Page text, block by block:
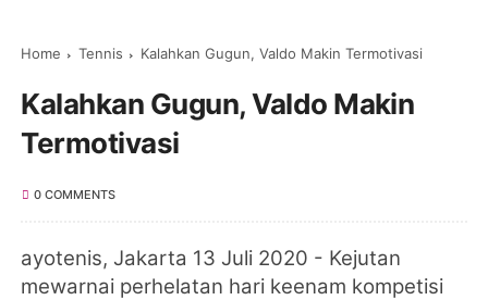
Home Tennis Kalahkan Gugun, Valdo Makin Termotivasi
Kalahkan Gugun, Valdo Makin
Termotivasi
0 COMMENTS
ayotenis, Jakarta 13 Juli 2020 - Kejutan
mewarnai perhelatan hari keenam kompetisi